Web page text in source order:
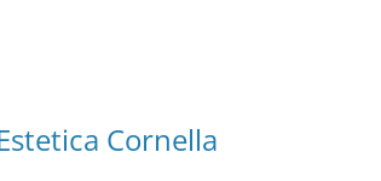
Cornella